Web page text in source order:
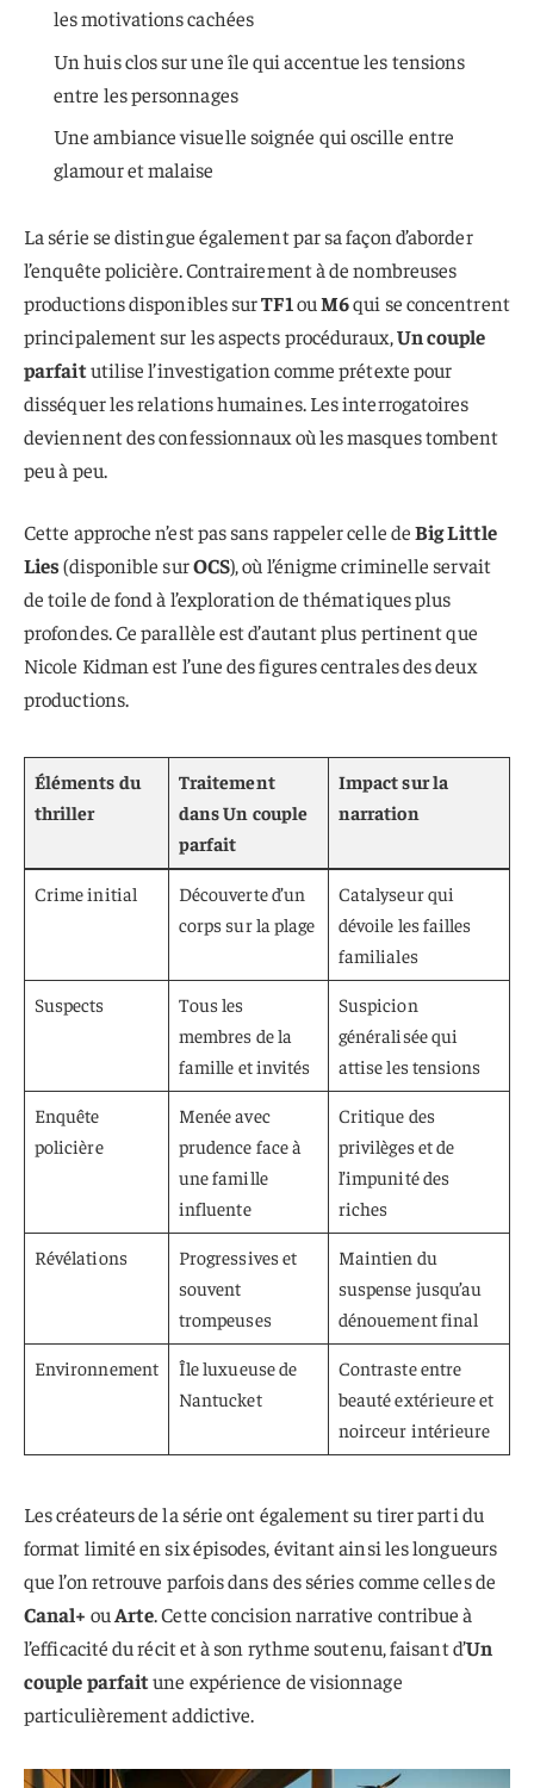
les motivations cachées
Un huis clos sur une île qui accentue les tensions
entre les personnages
Une ambiance visuelle soignée qui oscille entre
glamour et malaise
La série se distingue également par sa façon d’aborder
l’enquête policière. Contrairement à de nombreuses
productions disponibles surTF1ouM6qui se concentrent
principalement sur les aspects procéduraux,Un couple
parfaitutilise l’investigation comme prétexte pour
disséquer les relations humaines. Les interrogatoires
deviennent des confessionnaux où les masques tombent
peu à peu.
Cette approche n’est pas sans rappeler celle deBig Little
Lies(disponible surOCS), où l’énigme criminelle servait
de toile de fond à l’exploration de thématiques plus
profondes. Ce parallèle est d’autant plus pertinent que
Nicole Kidman est l’une des figures centrales des deux
productions.
Éléments du
thriller
Traitement
dans Un couple
parfait
Impact sur la
narration
Crime initial
Découverte d’un
corps sur la plage
Catalyseur qui
dévoile les failles
familiales
Suspects
Tous les
membres de la
famille et invités
Suspicion
généralisée qui
attise les tensions
Enquête
policière
Menée avec
prudence face à
une famille
influente
Critique des
privilèges et de
l’impunité des
riches
Révélations
Progressives et
souvent
trompeuses
Maintien du
suspense jusqu’au
dénouement final
Environnement
Île luxueuse de
Nantucket
Contraste entre
beauté extérieure et
noirceur intérieure
Les créateurs de la série ont également su tirer parti du
format limité en six épisodes, évitant ainsi les longueurs
que l’on retrouve parfois dans des séries comme celles de
Canal+ ou Arte. Cette concision narrative contribue à
l’efficacité du récit et à son rythme soutenu, faisant d’Un
couple parfaitune expérience de visionnage
particulièrement addictive.